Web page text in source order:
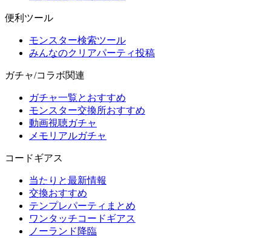
便利ツール
モンスター検索ツール
みんなのクリアパーティ投稿
ガチャ/コラボ関連
ガチャ一覧とおすすめ
モンスター交換所おすすめ
動画視聴ガチャ
メモリアルガチャ
コードギアス
当たりと最新情報
交換おすすめ
テンプレパーティまとめ
ワンタッチコードギアス
ノーランド降臨